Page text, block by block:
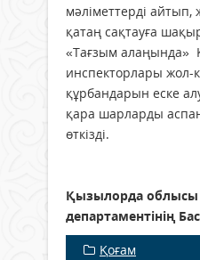
мәліметтерді айтып,
қатаң сақтауға
«Тағзым алаңында»
инспекторлары жол-
құрбандарын еске
қара шарларды
өткізді.
Қызылорда
департаментінің
Қоғам